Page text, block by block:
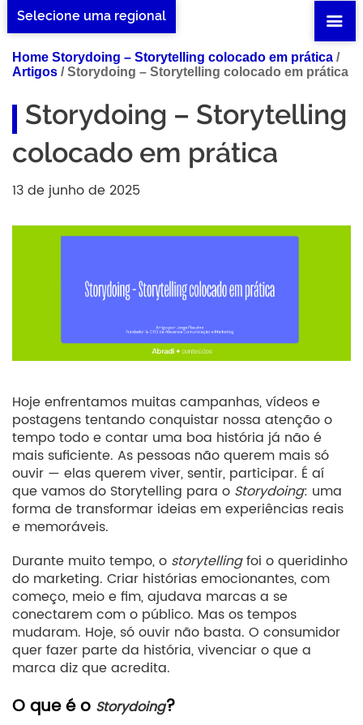
Selecione uma regional
Home Storydoing – Storytelling colocado em prática /
Artigos /Storydoing – Storytelling colocado em prática
Storydoing – Storytelling
colocado em prática
13 de junho de 2025
Hoje enfrentamos muitas campanhas, vídeos e
postagens tentando conquistar nossa atenção o
tempo todo e contar uma boa história já não é
mais suficiente. As pessoas não querem mais só
ouvir — elas querem viver, sentir, participar. É aí
que vamos do Storytelling para o Storydoing: uma
forma de transformar ideias em experiências reais
e memoráveis.
Durante muito tempo, o storytellingfoi o queridinho
do marketing. Criar histórias emocionantes, com
começo, meio e fim, ajudava marcas a se
conectarem com o público. Mas os tempos
mudaram. Hoje, só ouvir não basta. O consumidor
quer fazer parte da história, vivenciar o que a
marca diz que acredita.
O que é o Storydoing?